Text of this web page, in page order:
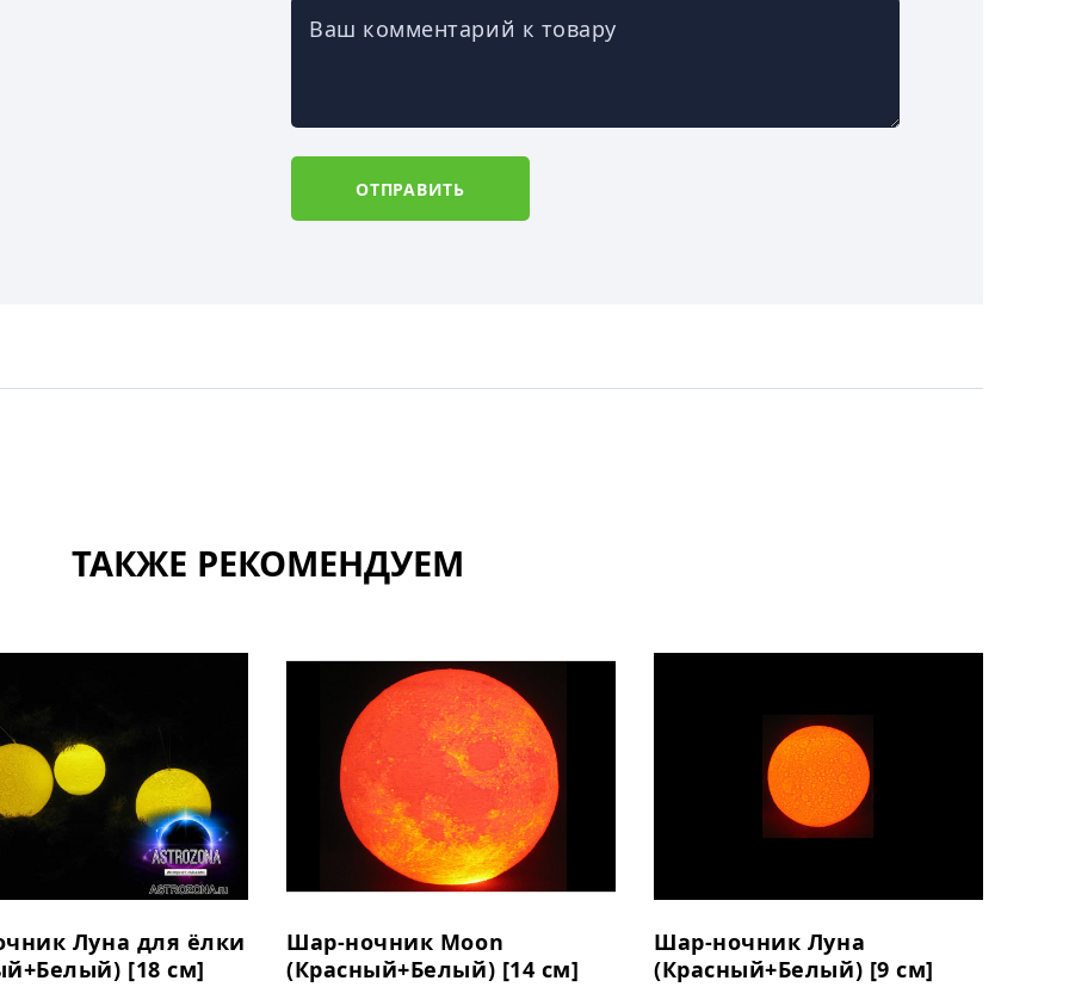
Ваш комментарий к товару
ОТПРАВИТЬ
ТАКЖЕ РЕКОМЕНДУЕМ
Луна для ёлки
[18 см]
Шар-ночник Moon
(Красный+Белый) [14 см]
Шар-ночник Луна
(Красный+Белый) [9 см]